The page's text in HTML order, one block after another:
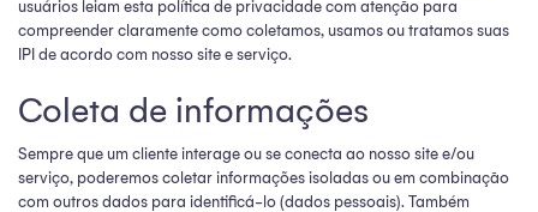
usuários leiam esta política de privacidade com atenção para
compreender claramente como coletamos, usamos ou tratamos suas
IPI de acordo com nosso site e serviço.
Coleta de informações
Sempre que um cliente interage ou se conecta ao nosso site e/ou
serviço, poderemos coletar informações isoladas ou em combinação
com outros dados para identificá-lo (dados pessoais). Também